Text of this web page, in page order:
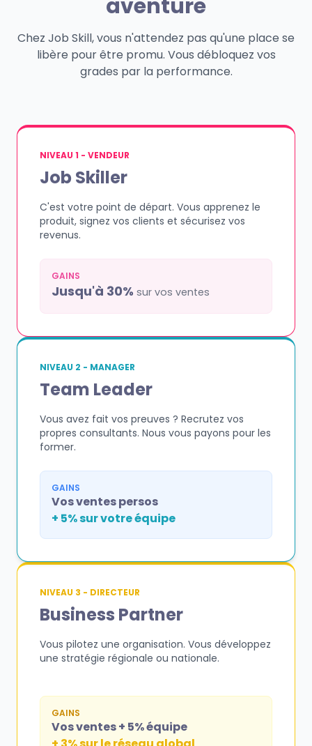
aventure
Chez Job Skill, vous n'attendez pas qu'une place se
libère pour être promu. Vous débloquez vos
grades par la performance.
NIVEAU 1 - VENDEUR
Job Skiller
C'est votre point de départ. Vous apprenez le
produit, signez vos clients et sécurisez vos
revenus.
GAINS
Jusqu'à 30% sur vos ventes
NIVEAU 2 - MANAGER
Team Leader
Vous avez fait vos preuves ? Recrutez vos
propres consultants. Nous vous payons pour les
former.
GAINS
Vos ventes persos
+ 5% sur votre équipe
NIVEAU 3 - DIRECTEUR
Business Partner
Vous pilotez une organisation. Vous développez
une stratégie régionale ou nationale.
GAINS
Vos ventes + 5% équipe